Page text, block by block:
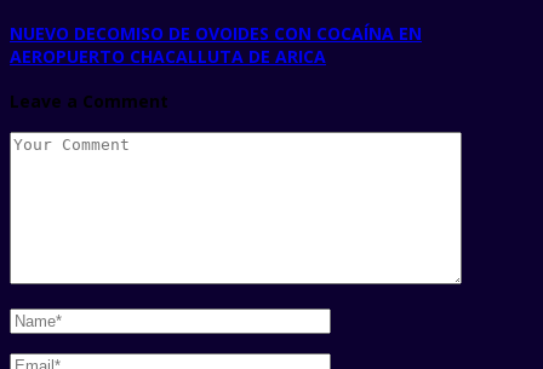
NUEVO DECOMISO DE OVOIDES CON COCAÍNA EN
AEROPUERTO CHACALLUTA DE ARICA
Leave a Comment